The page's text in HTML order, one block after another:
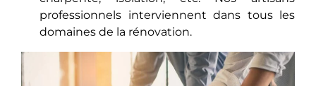
professionnels interviennent dans tous les
domaines de la rénovation.